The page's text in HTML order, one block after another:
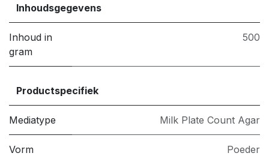
Inhoudsgegevens
Inhoud in
gram
500
Productspecifiek
Mediatype Milk Plate Count Agar
Vorm Poeder